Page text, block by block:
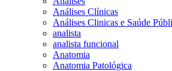
Análises Clínicas
Análises Clinicas e Saúde
analista
analista funcional
Anatomia
Anatomia Patológica